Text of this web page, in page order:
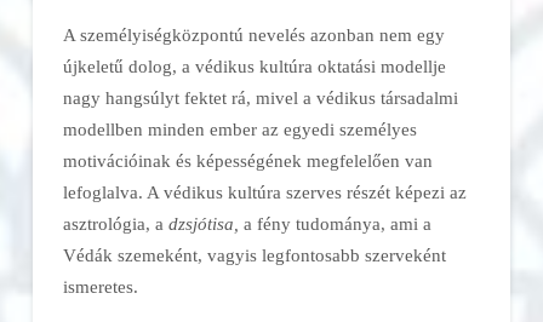
A személyiségközpontú nevelés azonban nem egy
újkeletű dolog, a védikus kultúra oktatási modellje
nagy hangsúlyt fektet rá, mivel a védikus társadalmi
modellben minden ember az egyedi személyes
motivációinak és képességének megfelelően van
lefoglalva. A védikus kultúra szerves részét képezi az
asztrológia, a dzsjótisa, a fény tudománya, ami a
Védák szemeként, vagyis legfontosabb szerveként
ismeretes.